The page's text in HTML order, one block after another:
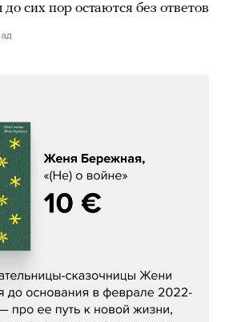
сих пор остаются без ответов
«(Не) о войне»